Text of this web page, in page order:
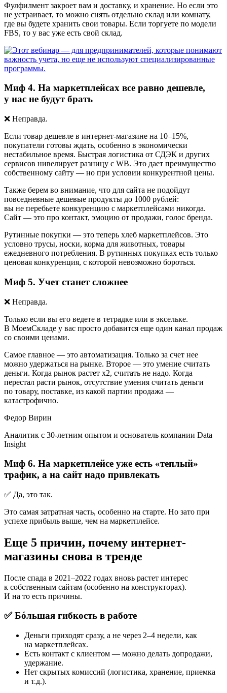
Фулфилмент закроет вам и доставку, и хранение. Но если это
не устраивает, то можно снять отдельно склад или комнату,
где вы будете хранить свои товары. Если торгуете по модели
FBS, то у вас уже есть свой склад.
Миф 4. На маркетплейсах все равно дешевле,
у нас не будут брать
❌ Неправда.
Если товар дешевле в интернет-магазине на 10–15%,
покупатели готовы ждать, особенно в экономически
нестабильное время. Быстрая логистика от СДЭК и других
сервисов нивелирует разницу с WB. Это дает преимущество
собственному сайту — но при условии конкурентной цены.
Также берем во внимание, что для сайта не подойдут
повседневные дешевые продукты до 1000 рублей:
вы не перебьете конкуренцию с маркетплейсами никогда.
Сайт — это про контакт, эмоцию от продажи, голос бренда.
Рутинные покупки — это теперь хлеб маркетплейсов. Это
условно трусы, носки, корма для животных, товары
ежедневного потребления. В рутинных покупках есть только
ценовая конкуренция, с которой невозможно бороться.
Миф 5. Учет станет сложнее
❌ Неправда.
Только если вы его ведете в тетрадке или в эксельке.
В МоемСкладе у вас просто добавится еще один канал продаж
со своими ценами.
Самое главное — это автоматизация. Только за счет нее
можно удержаться на рынке. Второе — это умение считать
деньги. Когда рынок растет х2, считать не надо. Когда
перестал расти рынок, отсутствие умения считать деньги
по товару, поставке, из какой партии продажа —
катастрофично.
Федор Вирин
Аналитик с 30-летним опытом и основатель компании Data
Insight
Миф 6. На маркетплейсе уже есть «теплый»
трафик, а на сайт надо привлекать
✅ Да, это так.
Это самая затратная часть, особенно на старте. Но зато при
успехе прибыль выше, чем на маркетплейсе.
Еще 5 причин, почему интернет-
магазины снова в тренде
После спада в 2021–2022 годах вновь растет интерес
к собственным сайтам (особенно на конструкторах).
И на то есть причины.
✅ Бóльшая гибкость в работе
Деньги приходят сразу, а не через 2–4 недели, как
на маркетплейсах.
Есть контакт с клиентом — можно делать допродажи,
удержание.
Нет скрытых комиссий (логистика, хранение, приемка
и т.д.).